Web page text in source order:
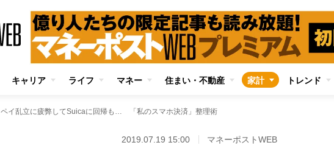
キャリア ライフ マネー 住まい・不動産 家計 トレンド
ペイ乱立に疲弊してSuicaに回帰も… 「私のスマホ決済」整理術
2019.07.19 15:00 マネーポストWEB